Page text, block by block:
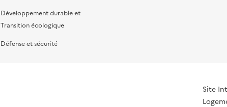
Développement durable et
Transition écologique
Défense et sécurité
Site